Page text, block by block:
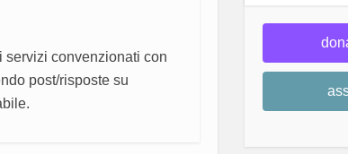
servizi convenzionati con
post/risposte su